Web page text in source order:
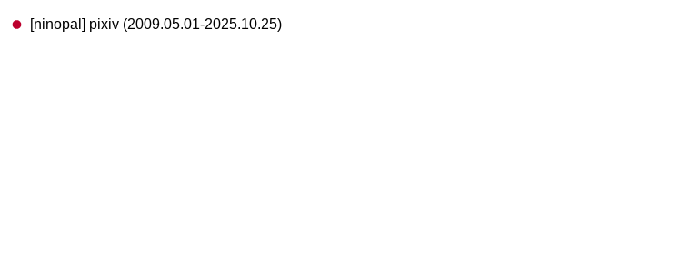
[ninopal] pixiv (2009.05.01-2025.10.25)